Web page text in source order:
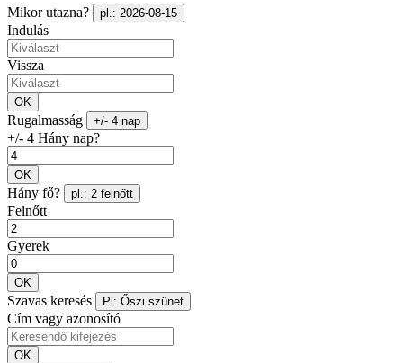
Mikor utazna? pl.: 2026-08-15
Indulás
Vissza
OK
Rugalmasság +/- 4 nap
+/- 4 Hány nap?
OK
Hány fő? pl.: 2 felnőtt
Felnőtt
Gyerek
OK
Szavas keresés Pl: Őszi szünet
Cím vagy azonosító
OK